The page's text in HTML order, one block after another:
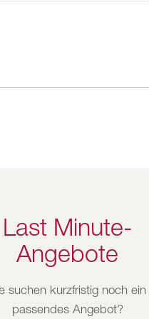
Last Minute-
Angebote
suchen kurzfristig noch ein
passendes Angebot?